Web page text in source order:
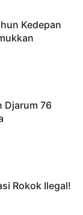
Kedepan
Djarum 76
Rokok Ilegal!